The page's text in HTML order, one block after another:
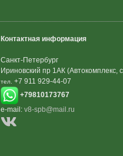
Контактная информация
Санкт-Петербург
Ириновский пр 1АК (Автокомплекс,
тел. +7 911 929-44-07
+79810173767
e-mail: v8-spb@mail.ru